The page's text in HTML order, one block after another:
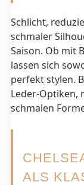
Schlicht,
schmaler
Saison. Ob mit
lassen sich
perfekt stylen.
Leder-Optiken,
schmalen
ALS